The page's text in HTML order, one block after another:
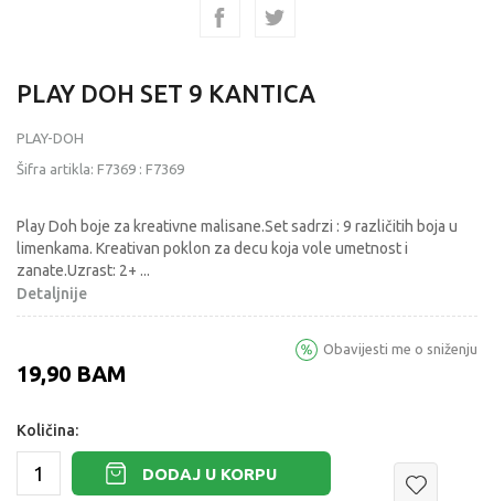
PLAY DOH SET 9 KANTICA
PLAY-DOH
Šifra artikla: F7369 : F7369
Play Doh boje za kreativne malisane.Set sadrzi : 9 različitih boja u
limenkama. Kreativan poklon za decu koja vole umetnost i
zanate.Uzrast: 2+ ...
Detaljnije
19,90 BAM
Obavijesti me o sniženju
Količina:
DODAJ U KORPU